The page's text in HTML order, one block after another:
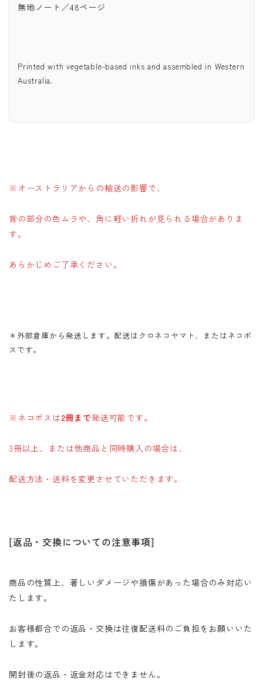
無地ノート／48ページ
Printed with vegetable-based inks and assembled in Western
Australia.
※オーストラリアからの輸送の影響で、
背の部分の色ムラや、角に軽い折れが見られる場合がありま
す。
あらかじめご了承ください。
＊外部倉庫から発送します。配送はクロネコヤマト、またはネコポ
スです。
※ネコポスは2冊まで発送可能です。
3冊以上、または他商品と同時購入の場合は、
配送方法・送料を変更させていただきます。
[返品・交換についての注意事項]
商品の性質上、著しいダメージや損傷があった場合のみ対応い
たします。
お客様都合での返品・交換は往復配送料のご負担をお願いいた
します。
開封後の返品・返金対応はできません。